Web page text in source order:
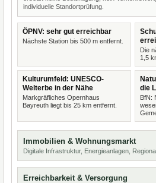
individuelle Standortprüfung.
ÖPNV: sehr gut erreichbar
Nächste Station bis 500 m entfernt.
Die
1,5
Kulturumfeld: UNESCO-
Welterbe in der Nähe
Markgräfliches Opernhaus
Bayreuth liegt bis 25 km entfernt.
die
BfN:
Immobilien & Wohnungsmarkt
Digitale Infrastruktur, Energieanlagen,
Erreichbarkeit & Versorgung